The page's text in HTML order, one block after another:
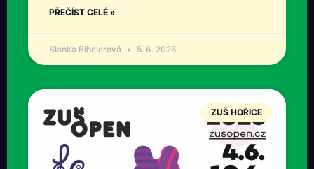
PŘEČÍST CELÉ »
Blanka Bihelerová 5. 6. 2026
ZUŠ HOŘICE